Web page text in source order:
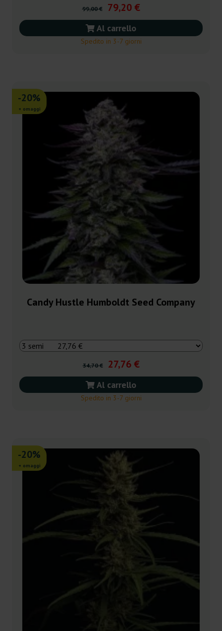
99,00 € 79,20 €
Al carrello
Spedito in 3-7 giorni
-20%
+ omaggi
Candy Hustle Humboldt Seed Company
34,70 € 27,76 €
Al carrello
Spedito in 3-7 giorni
-20%
+ omaggi